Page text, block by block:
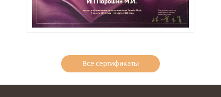
Все сертификаты